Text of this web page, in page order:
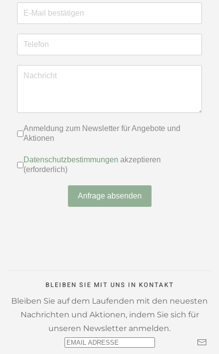
Anmeldung zum Newsletter für
Anmeldung zum Newsletter für Angebote und
Aktionen
Datenschutzbestimmungen
Datenschutzbestimmungen akzeptieren
(erforderlich)
Anfrage absenden
BLEIBEN SIE MIT UNS IN KONTAKT
Bleiben Sie auf dem Laufenden mit den neuesten
Nachrichten und Aktionen, indem Sie sich für
unseren Newsletter anmelden.